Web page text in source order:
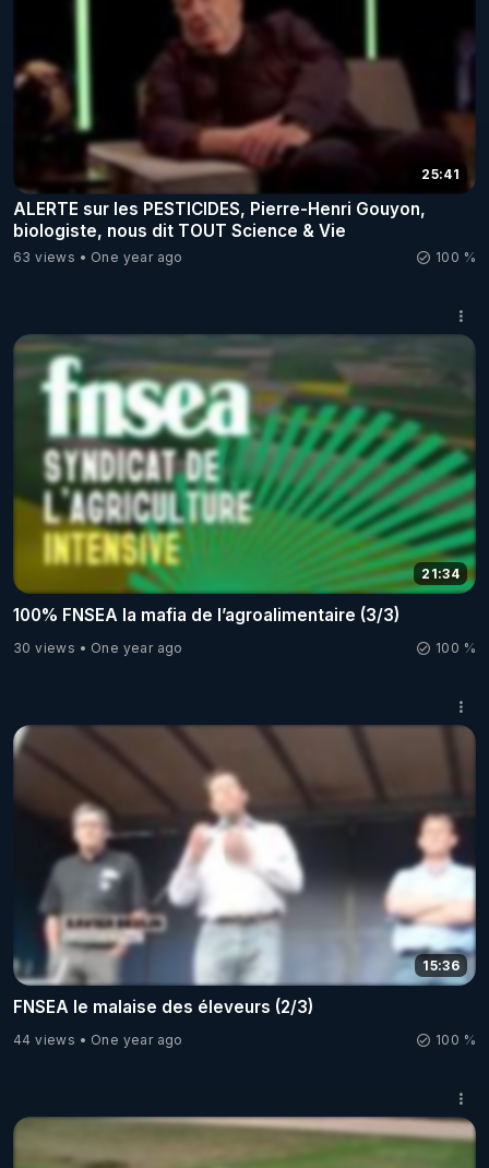
25:41
ALERTE sur les PESTICIDES, Pierre-Henri Gouyon,
biologiste, nous dit TOUT Science & Vie
63 views One year ago 100 %
21:34
100% FNSEA la mafia de l’agroalimentaire (3/3)
30 views One year ago 100 %
15:36
FNSEA le malaise des éleveurs (2/3)
44 views One year ago 100 %